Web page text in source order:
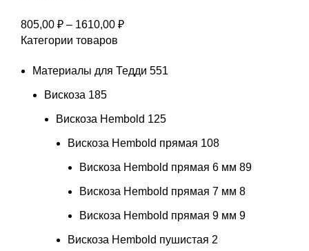
805,00 ₽ – 1610,00 ₽Диапазон
–
Категории товаров
Материалы для Тедди 551
Вискоза 185
Вискоза Hembold 125
Вискоза Hembold прямая 108
Вискоза Hembold прямая 6 мм 89
Вискоза Hembold прямая 7 мм 8
Вискоза Hembold прямая 9 мм 9
Вискоза Hembold пушистая 2